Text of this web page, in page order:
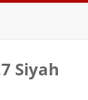
Siyah